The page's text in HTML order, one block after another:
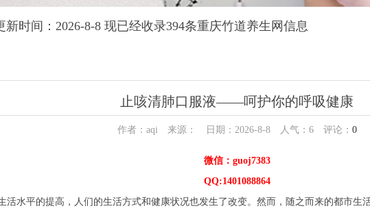
新时间：2026-8-8 现已经收录394条重庆竹道养生网信息
止咳清肺口服液——呵护你的呼吸健康
作者：aqi 来源： 日期：2026-8-8 人气： 6评论： 0
微信：guoj7383
QQ:1401088864
水平的提高，人们的生活方式和健康状况也发生了改变。然而，随之而来的都市生